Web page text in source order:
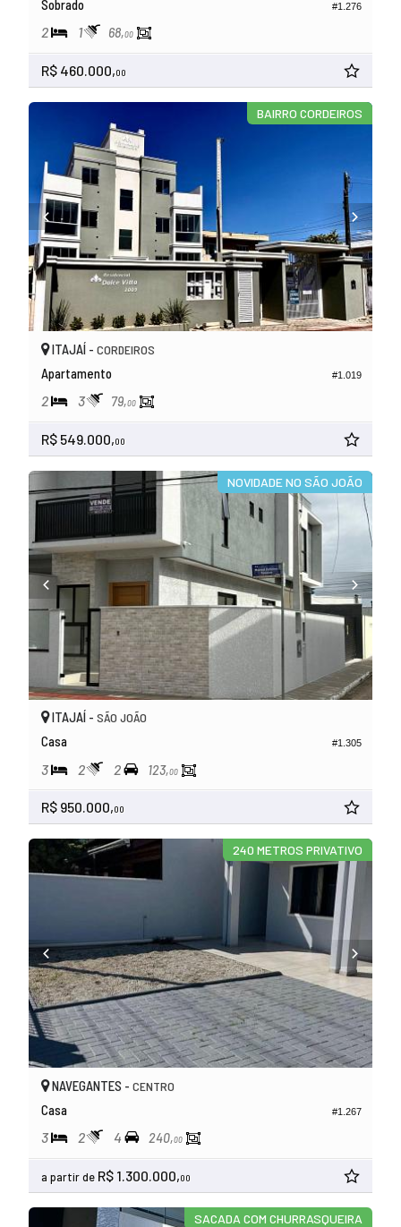
#1.276
Sobrado
2 1 68,00
R$ 460.000,00
BAIRRO CORDEIROS
#1.019
ITAJAÍ - CORDEIROS
Apartamento
2 3 79,00
R$ 549.000,00
NOVIDADE NO SÃO JOÃO
#1.305
ITAJAÍ - SÃO JOÃO
Casa
3 2 2 123,00
R$ 950.000,00
240 METROS PRIVATIVO
#1.267
NAVEGANTES - CENTRO
Casa
3 2 4 240,00
a partir de R$ 1.300.000,00
SACADA COM CHURRASQUEIRA